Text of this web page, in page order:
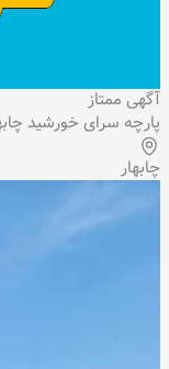
آگهی ممتاز
پارچه سرای خورشید
چابهار